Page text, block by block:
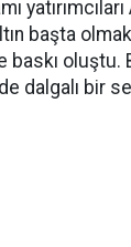
yatırımcıları
başta
baskı oluştu.
dalgalı bir